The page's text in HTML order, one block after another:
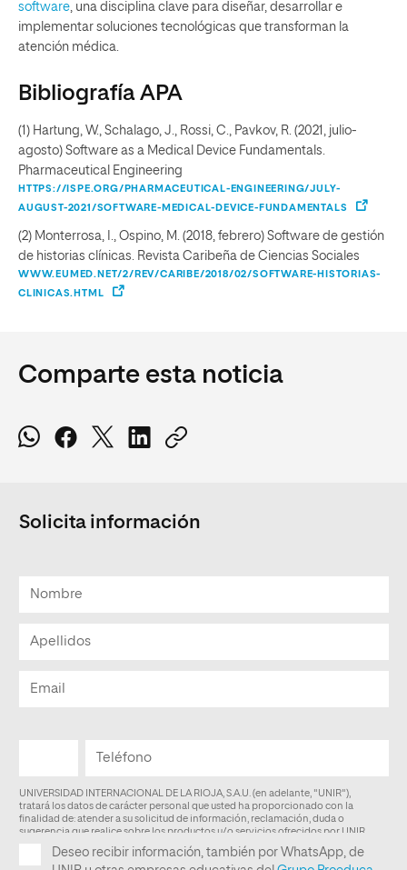
software, una disciplina clave para diseñar, desarrollar e
implementar soluciones tecnológicas que transforman la
atención médica.
Bibliografía APA
(1) Hartung, W., Schalago, J., Rossi, C., Pavkov, R. (2021, julio-
agosto) Software as a Medical Device Fundamentals.
Pharmaceutical Engineering
HTTPS://ISPE.ORG/PHARMACEUTICAL-ENGINEERING/JULY-
AUGUST-2021/SOFTWARE-MEDICAL-DEVICE-FUNDAMENTALS
(2) Monterrosa, I., Ospino, M. (2018, febrero) Software de gestión
de historias clínicas. Revista Caribeña de Ciencias Sociales
WWW.EUMED.NET/2/REV/CARIBE/2018/02/SOFTWARE-HISTORIAS-
CLINICAS.HTML
Comparte esta noticia
Solicita información